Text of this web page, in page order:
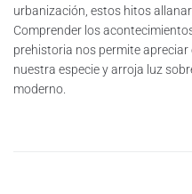
urbanización, estos hitos
Comprender los
prehistoria nos permite apreciar
nuestra especie y arroja luz
moderno.